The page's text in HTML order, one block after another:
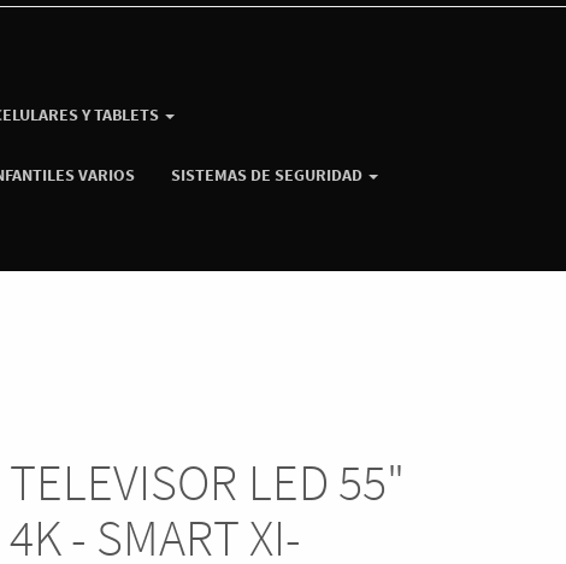
Y TABLETS
VARIOS SISTEMAS DE SEGURIDAD
TELEVISOR LED 55"
4K - SMART XI-